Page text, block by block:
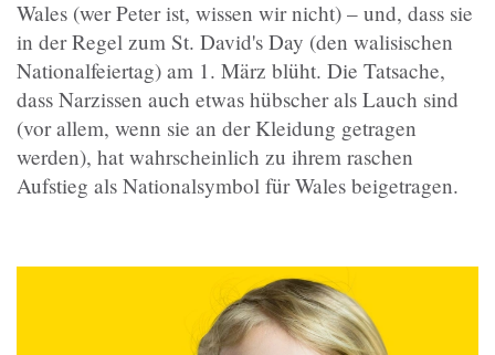
Wales (wer Peter ist, wissen wir nicht) – und, dass sie
in der Regel zum St. David's Day (den walisischen
Nationalfeiertag) am 1. März blüht. Die Tatsache,
dass Narzissen auch etwas hübscher als Lauch sind
(vor allem, wenn sie an der Kleidung getragen
werden), hat wahrscheinlich zu ihrem raschen
Aufstieg als Nationalsymbol für Wales beigetragen.